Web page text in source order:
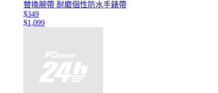
替換腕帶 耐磨個性防水手錶帶
$349
$1,099